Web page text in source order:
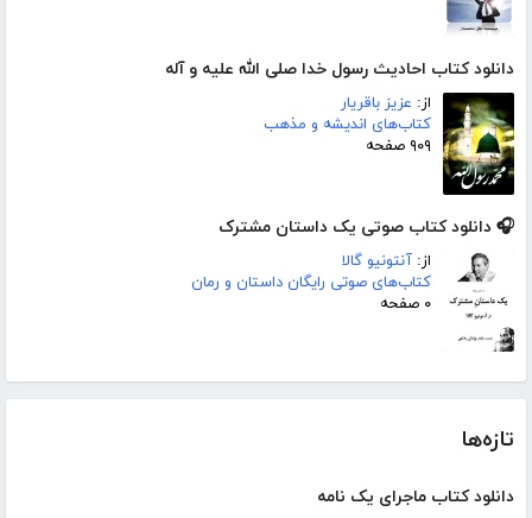
دانلود کتاب احادیث رسول خدا صلی الله علیه و آله
از: عزیز باقریار
کتاب‌های اندیشه و مذهب
۹۰۹ صفحه
🎧 دانلود کتاب صوتی یک داستان مشترک
از: آنتونیو گالا
کتاب‌های صوتی رایگان داستان و رمان
۰ صفحه
تازه‌ها
دانلود کتاب ماجرای یک نامه